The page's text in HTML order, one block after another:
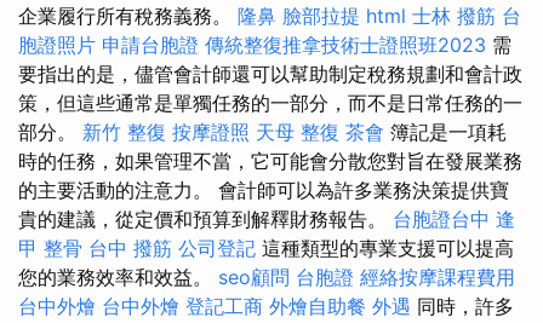
企業履行所有稅務義務。 隆鼻 臉部拉提 html 士林 撥筋 台
胞證照片 申請台胞證 傳統整復推拿技術士證照班2023 需
要指出的是，儘管會計師還可以幫助制定稅務規劃和會計政
策，但這些通常是單獨任務的一部分，而不是日常任務的一
部分。 新竹 整復 按摩證照 天母 整復 茶會 簿記是一項耗
時的任務，如果管理不當，它可能會分散您對旨在發展業務
的主要活動的注意力。 會計師可以為許多業務決策提供寶
貴的建議，從定價和預算到解釋財務報告。 台胞證台中 逢
甲 整骨 台中 撥筋 公司登記 這種類型的專業支援可以提高
您的業務效率和效益。 seo顧問 台胞證 經絡按摩課程費用
台中外燴 台中外燴 登記工商 外燴自助餐 外遇 同時，許多